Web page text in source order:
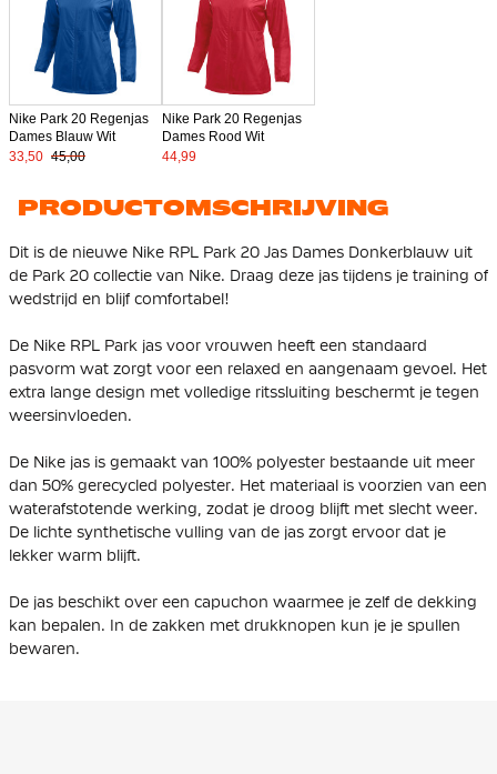
Nike Park 20 Regenjas
Dames Blauw Wit
33,50 45,00
Nike Park 20 Regenjas
Dames Rood Wit
44,99
PRODUCTOMSCHRIJVING
Dit is de nieuwe Nike RPL Park 20 Jas Dames Donkerblauw uit
de Park 20 collectie van Nike. Draag deze jas tijdens je training of
wedstrijd en blijf comfortabel!
De Nike RPL Park jas voor vrouwen heeft een standaard
pasvorm wat zorgt voor een relaxed en aangenaam gevoel. Het
extra lange design met volledige ritssluiting beschermt je tegen
weersinvloeden.
De Nike jas is gemaakt van 100% polyester bestaande uit meer
dan 50% gerecycled polyester. Het materiaal is voorzien van een
waterafstotende werking, zodat je droog blijft met slecht weer.
De lichte synthetische vulling van de jas zorgt ervoor dat je
lekker warm blijft.
De jas beschikt over een capuchon waarmee je zelf de dekking
kan bepalen. In de zakken met drukknopen kun je je spullen
bewaren.